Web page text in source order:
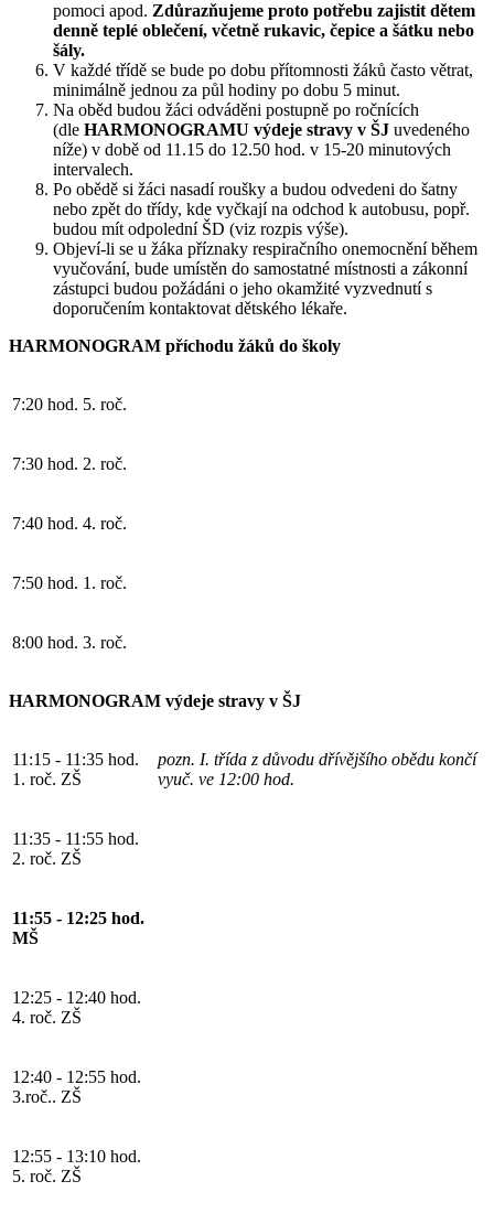
pomoci apod. Zdůrazňujeme proto potřebu zajistit dětem
denně teplé oblečení, včetně rukavic, čepice a šátku nebo
šály.
V každé třídě se bude po dobu přítomnosti žáků často větrat,
minimálně jednou za půl hodiny po dobu 5 minut.
Na oběd budou žáci odváděni postupně po ročnících
(dle HARMONOGRAMU výdeje stravy v ŠJ uvedeného
níže) v době od 11.15 do 12.50 hod. v 15-20 minutových
intervalech.
Po obědě si žáci nasadí roušky a budou odvedeni do šatny
nebo zpět do třídy, kde vyčkají na odchod k autobusu, popř.
budou mít odpolední ŠD (viz rozpis výše).
Objeví-li se u žáka příznaky respiračního onemocnění během
vyučování, bude umístěn do samostatné místnosti a zákonní
zástupci budou požádáni o jeho okamžité vyzvednutí s
doporučením kontaktovat dětského lékaře.
HARMONOGRAM příchodu žáků do školy
7:20 hod. 5. roč.
7:30 hod. 2. roč.
7:40 hod. 4. roč.
7:50 hod. 1. roč.
8:00 hod. 3. roč.
HARMONOGRAM výdeje stravy v ŠJ
11:15 - 11:35 hod.
1. roč. ZŠ
pozn. I. třída z důvodu dřívějšího obědu končí
vyuč. ve 12:00 hod.
11:35 - 11:55 hod.
2. roč. ZŠ
11:55 - 12:25 hod.
MŠ
12:25 - 12:40 hod.
4. roč. ZŠ
12:40 - 12:55 hod.
3.roč.. ZŠ
12:55 - 13:10 hod.
5. roč. ZŠ